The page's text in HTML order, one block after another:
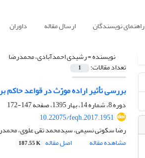
راهنمای نویسندگان ارسال مقاله داوران
نویسنده =رشیدی احمدآبادی، محمدرضا
تعداد مقالات: 1
بررسی تأثیر اراده مورّث در قواعد حاکم
دوره 8، شماره 14، بهار 1395، صفحه
147-172
10.22075/feqh.2017.1951
رضا سکوتی نسیمی، سیدمحمد تقی علوی،
مشاهده مقاله
اصل مقاله 187.55 K